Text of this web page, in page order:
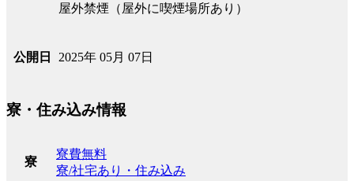
屋外禁煙（屋外に喫煙場所あり）
公開日 2025年 05月 07日
寮・住み込み情報
寮
寮費無料
寮/社宅あり・住み込み